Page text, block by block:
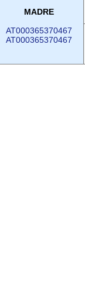
MADRE
AT000365370467
AT000365370467